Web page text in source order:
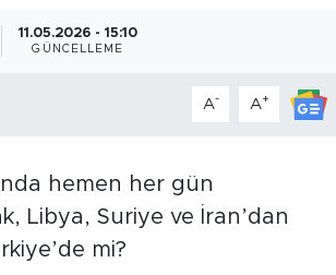
11.05.2026 - 15:10
GÜNCELLEME
A- A+
hemen her gün
Libya, Suriye ve İran’dan
mi?
Haberleri